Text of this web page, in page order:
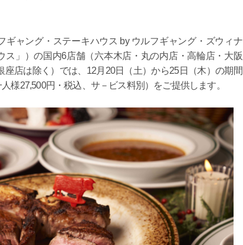
ャング・ステーキハウス by ウルフギャング・ズウィナ
」）の国内6店舗（六本木店・丸の内店・高輪店・大阪
店は除く）では、12月20日（土）から25日（木）の期間
様27,500円・税込、サ－ビス料別）をご提供します。